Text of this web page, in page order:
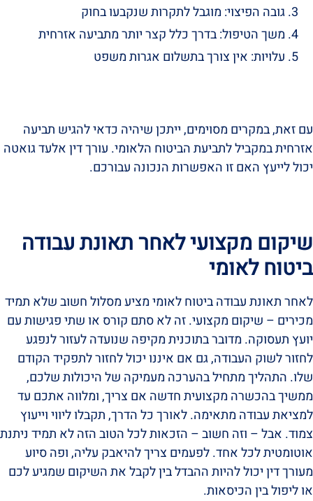
גובה הפיצוי: מוגבל לתקרות שנקבעו בחוק
משך הטיפול: בדרך כלל קצר יותר מתביעה אזרחית
עלויות: אין צורך בתשלום אגרות משפט
עם זאת, במקרים מסוימים, ייתכן שיהיה כדאי להגיש תביעה
אזרחית במקביל לתביעת הביטוח הלאומי. עורך דין אלעד גואטה
יכול לייעץ האם זו האפשרות הנכונה עבורכם.
שיקום מקצועי לאחר תאונת עבודה
ביטוח לאומי
לאחר תאונת עבודה ביטוח לאומי מציע מסלול חשוב שלא תמיד
מכירים – שיקום מקצועי. זה לא סתם קורס או שתי פגישות עם
יועץ תעסוקה. מדובר בתוכנית מקיפה שנועדה לעזור לנפגע
לחזור לשוק העבודה, גם אם איננו יכול לחזור לתפקיד הקודם
שלו. התהליך מתחיל בהערכה מעמיקה של היכולות שלכם,
ממשיך בהכשרה מקצועית חדשה אם צריך, ומלווה אתכם עד
למציאת עבודה מתאימה. לאורך כל הדרך, תקבלו ליווי וייעוץ
צמוד. אבל – וזה חשוב – הזכאות לכל הטוב הזה לא תמיד ניתנת
אוטומטית לכל אחד. לפעמים צריך להיאבק עליה, ופה סיוע
מעורך דין יכול להיות ההבדל בין לקבל את השיקום שמגיע לכם
או ליפול בין הכיסאות.